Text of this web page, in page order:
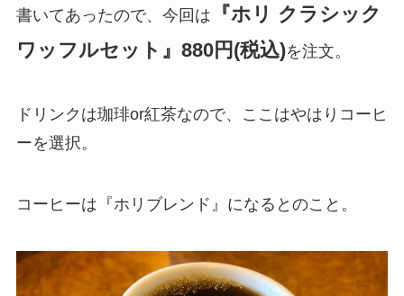
書いてあったので、今回は
『ホリ クラシック
ワッフルセット』880円(税込)を注文。
ドリンクは珈琲or紅茶なので、ここはやはりコーヒ
ーを選択。
コーヒーは『ホリブレンド』になるとのこと。